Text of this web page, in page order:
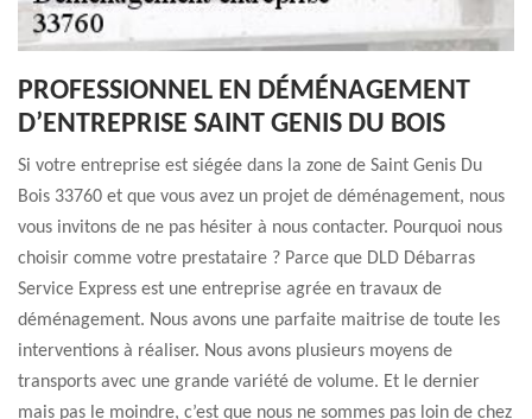
PROFESSIONNEL EN DÉMÉNAGEMENT
D’ENTREPRISE SAINT GENIS DU BOIS
Si votre entreprise est siégée dans la zone de Saint Genis Du
Bois 33760 et que vous avez un projet de déménagement, nous
vous invitons de ne pas hésiter à nous contacter. Pourquoi nous
choisir comme votre prestataire ? Parce que DLD Débarras
Service Express est une entreprise agrée en travaux de
déménagement. Nous avons une parfaite maitrise de toute les
interventions à réaliser. Nous avons plusieurs moyens de
transports avec une grande variété de volume. Et le dernier
mais pas le moindre, c’est que nous ne sommes pas loin de chez